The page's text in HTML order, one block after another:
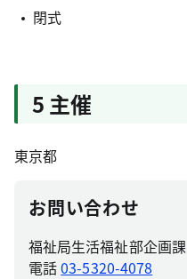
閉式
5 主催
東京都
お問い合わせ
福祉局生活福祉部企画課
電話03-5320-4078